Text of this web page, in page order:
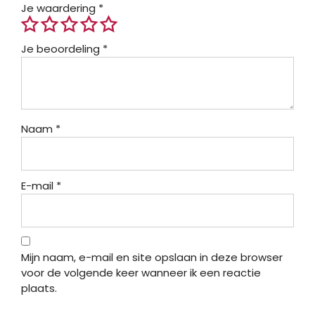
Je waardering *
Je beoordeling *
Naam *
E-mail *
Mijn naam, e-mail en site opslaan in deze browser
voor de volgende keer wanneer ik een reactie
plaats.